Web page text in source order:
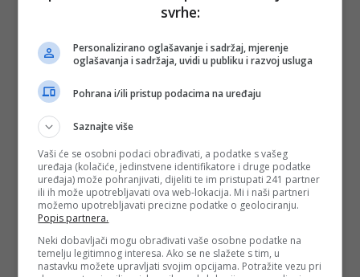
svrhe:
Personalizirano oglašavanje i sadržaj, mjerenje
oglašavanja i sadržaja, uvidi u publiku i razvoj usluga
Pohrana i/ili pristup podacima na uređaju
Saznajte više
Vaši će se osobni podaci obrađivati, a podatke s vašeg
uređaja (kolačiće, jedinstvene identifikatore i druge podatke
uređaja) može pohranjivati, dijeliti te im pristupati 241 partner
ili ih može upotrebljavati ova web-lokacija. Mi i naši partneri
možemo upotrebljavati precizne podatke o geolociranju.
Popis partnera.
Neki dobavljači mogu obrađivati vaše osobne podatke na
temelju legitimnog interesa. Ako se ne slažete s tim, u
nastavku možete upravljati svojim opcijama. Potražite vezu pri